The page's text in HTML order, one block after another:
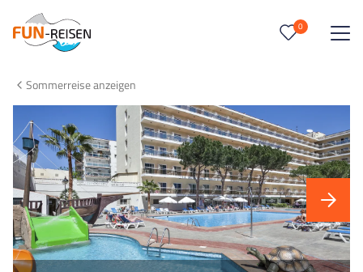
0
Keine Reisen auf der Merkliste
Sommerreise anzeigen